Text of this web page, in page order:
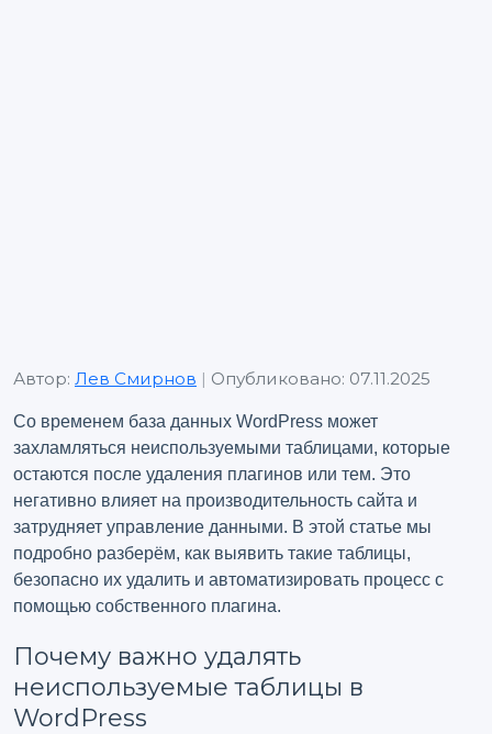
Автор: Лев Смирнов | Опубликовано: 07.11.2025
Со временем база данных WordPress может
захламляться неиспользуемыми таблицами, которые
остаются после удаления плагинов или тем. Это
негативно влияет на производительность сайта и
затрудняет управление данными. В этой статье мы
подробно разберём, как выявить такие таблицы,
безопасно их удалить и автоматизировать процесс с
помощью собственного плагина.
Почему важно удалять
неиспользуемые таблицы в
WordPress